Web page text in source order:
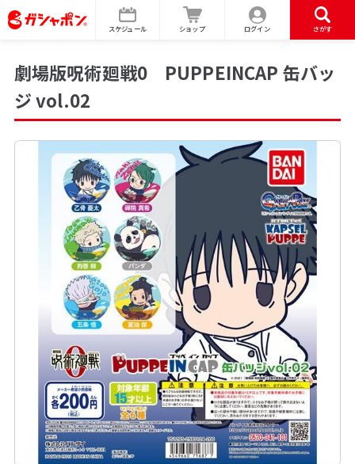
スケジュール ショップ ログイン さがす
劇場版呪術廻戦0 PUPPEINCAP 缶バッ
ジ vol.02